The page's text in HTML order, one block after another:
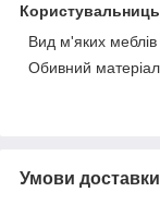
Вид м'яких меблів
Обивний матеріал
Умови доставки